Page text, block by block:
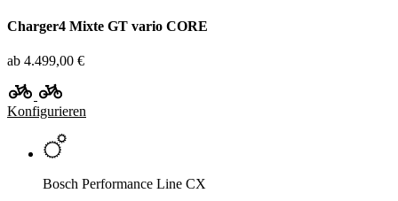
Charger4 Mixte GT vario CORE
ab 4.499,00 €
Konfigurieren
Bosch Performance Line CX